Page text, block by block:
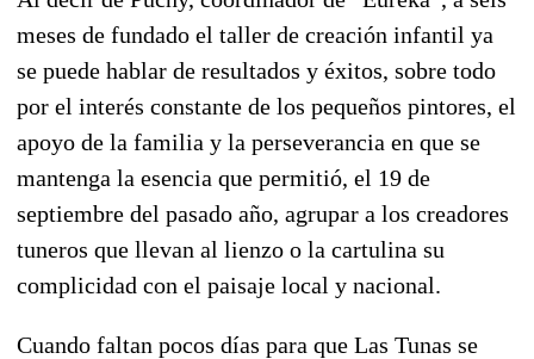
meses de fundado el taller de creación infantil ya
se puede hablar de resultados y éxitos, sobre todo
por el interés constante de los pequeños pintores, el
apoyo de la familia y la perseverancia en que se
mantenga la esencia que permitió, el 19 de
septiembre del pasado año, agrupar a los creadores
tuneros que llevan al lienzo o la cartulina su
complicidad con el paisaje local y nacional.
Cuando faltan pocos días para que Las Tunas se